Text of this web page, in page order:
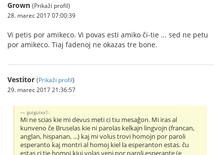
Grown (Prikaži profil)
28. marec 2017 07:00:39
Vi petis por amikeco. Vi povas esti amiko ĉi-tie ... sed ne petu
por amikeco. Tiaj fadenoj ne okazas tre bone.
Vestitor (Prikaži profil)
29. marec 2017 21:36:57
guiguixx1:
Mi ne scias kie mi devus meti ci tiu mesaĝon. Mi iras al
kunveno ĉe Bruselas kie ni parolas kelkajn lingvojn (francan,
anglan, hispanan, ...) kaj mi volus trovi homojn por paroli
esperanto kaj montri al homoj kiel la esperanton estas. ĉu
estas ci tie homoj kiuj volas veni por paroli esperante (e